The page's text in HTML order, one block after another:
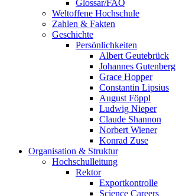
Glossar/FAQ
Weltoffene Hochschule
Zahlen & Fakten
Geschichte
Persönlichkeiten
Albert Geutebrück
Johannes Gutenberg
Grace Hopper
Constantin Lipsius
August Föppl
Ludwig Nieper
Claude Shannon
Norbert Wiener
Konrad Zuse
Organisation & Struktur
Hochschulleitung
Rektor
Exportkontrolle
Science Careers